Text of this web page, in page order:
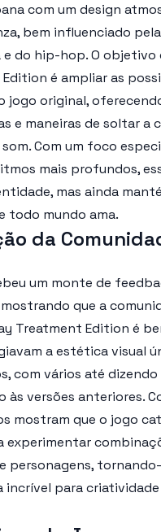
com um design
bem influenciado
e do hip-hop. O objetivo
é ampliar as
jogo original,
e maneiras de soltar a
Com um foco
mais profundos,
mas ainda
todo mundo ama.
da
um monte de
que a
Treatment Edition é
a estética visual
com vários até
às versões anteriores.
mostram que o jogo
experimentar
personagens,
incrível para criatividade